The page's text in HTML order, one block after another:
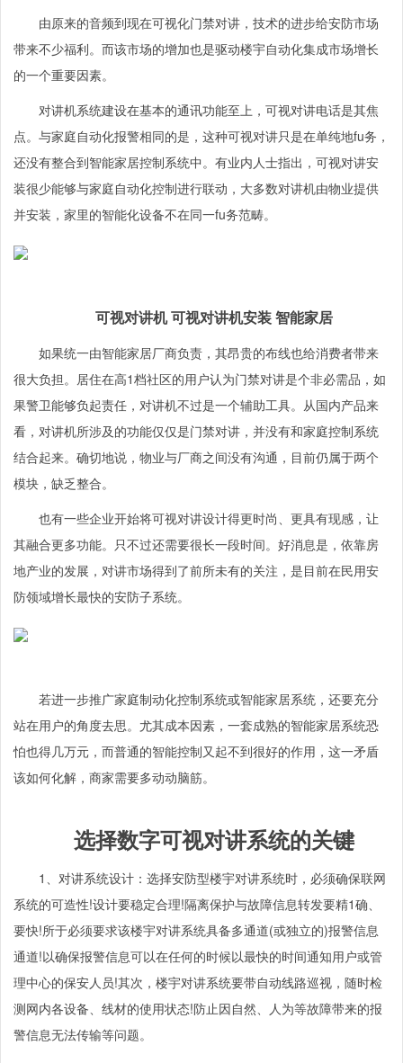
由原来的音频到现在可视化门禁对讲，技术的进步给安防市场
带来不少福利。而该市场的增加也是驱动楼宇自动化集成市场增长
的一个重要因素。
对讲机系统建设在基本的通讯功能至上，可视对讲电话是其焦
点。与家庭自动化报警相同的是，这种可视对讲只是在单纯地fu务，
还没有整合到智能家居控制系统中。有业内人士指出，可视对讲安
装很少能够与家庭自动化控制进行联动，大多数对讲机由物业提供
并安装，家里的智能化设备不在同一fu务范畴。
可视对讲机 可视对讲机安装 智能家居
如果统一由智能家居厂商负责，其昂贵的布线也给消费者带来
很大负担。居住在高1档社区的用户认为门禁对讲是个非必需品，如
果警卫能够负起责任，对讲机不过是一个辅助工具。从国内产品来
看，对讲机所涉及的功能仅仅是门禁对讲，并没有和家庭控制系统
结合起来。确切地说，物业与厂商之间没有沟通，目前仍属于两个
模块，缺乏整合。
也有一些企业开始将可视对讲设计得更时尚、更具有现感，让
其融合更多功能。只不过还需要很长一段时间。好消息是，依靠房
地产业的发展，对讲市场得到了前所未有的关注，是目前在民用安
防领域增长最快的安防子系统。
若进一步推广家庭制动化控制系统或智能家居系统，还要充分
站在用户的角度去思。尤其成本因素，一套成熟的智能家居系统恐
怕也得几万元，而普通的智能控制又起不到很好的作用，这一矛盾
该如何化解，商家需要多动动脑筋。
选择数字可视对讲系统的关键
1、对讲系统设计：选择安防型楼宇对讲系统时，必须确保联网
系统的可造性!设计要稳定合理!隔离保护与故障信息转发要精1确、
要快!所于必须要求该楼宇对讲系统具备多通道(或独立的)报警信息
通道!以确保报警信息可以在任何的时候以最快的时间通知用户或管
理中心的保安人员!其次，楼宇对讲系统要带自动线路巡视，随时检
测网内各设备、线材的使用状态!防止因自然、人为等故障带来的报
警信息无法传输等问题。